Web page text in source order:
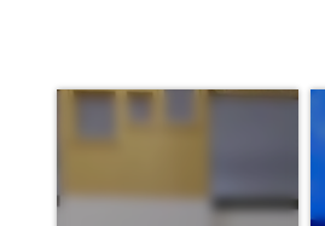
понудувач.